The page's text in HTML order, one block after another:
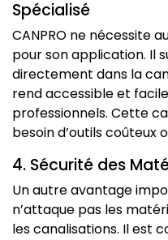
Spécialisé
CANPRO ne nécessite
pour son application. Il
directement dans la
rend accessible et
professionnels. Cette
besoin d’outils coûteux
4. Sécurité des
Un autre avantage
n’attaque pas les
les canalisations. Il est